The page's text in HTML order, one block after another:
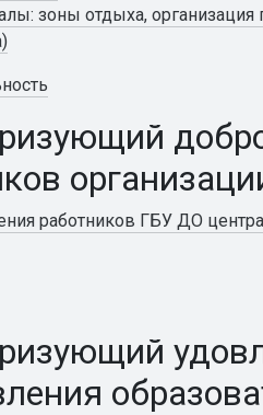
зоны отдыха, организация
работников ГБУ ДО